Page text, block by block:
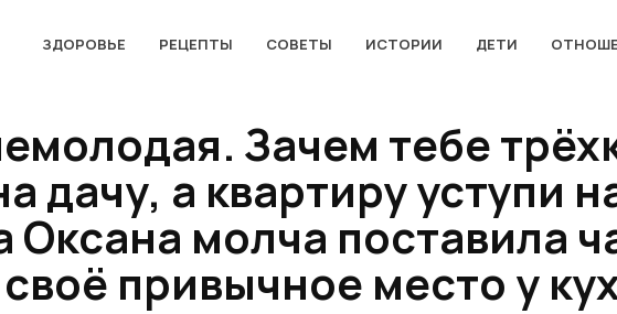
ЗДОРОВЬЕ РЕЦЕПТЫ СОВЕТЫ ИСТОРИИ ДЕТИ
Зачем тебе
дачу, а квартиру уступи
Оксана молча поставила
привычное место у